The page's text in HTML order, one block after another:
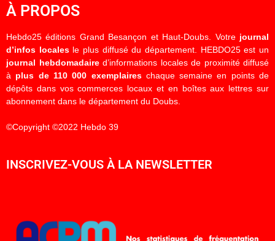
À PROPOS
Hebdo25 éditions Grand Besançon et Haut-Doubs. Votre journal
d’infos localesle plus diffusé du département. HEBDO25 est un
journal hebdomadaired’informations locales de proximité diffusé
à plus de 110 000 exemplaireschaque semaine en points de
dépôts dans vos commerces locaux et en boîtes aux lettres sur
abonnement dans le département du Doubs.
©Copyright ©2022 Hebdo 39
INSCRIVEZ-VOUS À LA NEWSLETTER